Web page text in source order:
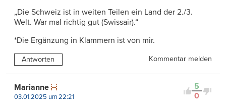
„Die Schweiz ist in weiten Teilen ein Land der 2./3.
Welt. War mal richtig gut (Swissair).“
*Die Ergänzung in Klammern ist von mir.
Antworten Kommentar melden
5
0
Marianne
03.01.2025 um 22:21